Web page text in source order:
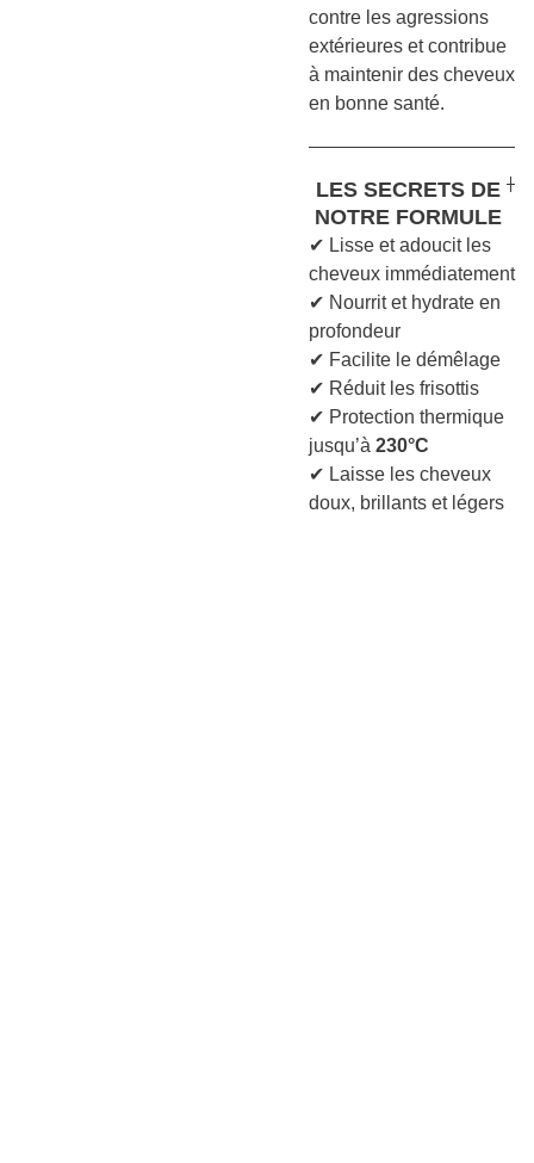
contre les agressions
extérieures et contribue
à maintenir des cheveux
en bonne santé.
LES SECRETS DE
NOTRE FORMULE
✔ Lisse et adoucit les
cheveux immédiatement
✔ Nourrit et hydrate en
profondeur
✔ Facilite le démêlage
✔ Réduit les frisottis
✔ Protection thermique
jusqu’à 230°C
✔ Laisse les cheveux
doux, brillants et légers